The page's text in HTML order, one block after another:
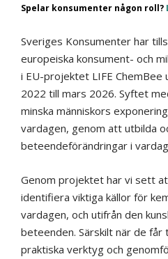
Spelar konsumenter någon roll?
Sveriges Konsumenter har
europeiska konsument- och
i EU-projektet LIFE
2022 till mars 2026. Syftet
minska människors
vardagen, genom att utbilda
beteendeförändringar i
Genom projektet har vi sett
identifiera viktiga källor för
vardagen, och utifrån den
beteenden. Särskilt när de får
praktiska verktyg och